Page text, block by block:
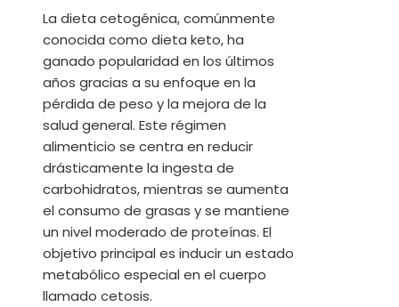
La dieta cetogénica, comúnmente
conocida como dieta keto, ha
ganado popularidad en los últimos
años gracias a su enfoque en la
pérdida de peso y la mejora de la
salud general. Este régimen
alimenticio se centra en reducir
drásticamente la ingesta de
carbohidratos, mientras se aumenta
el consumo de grasas y se mantiene
un nivel moderado de proteínas. El
objetivo principal es inducir un estado
metabólico especial en el cuerpo
llamado cetosis.